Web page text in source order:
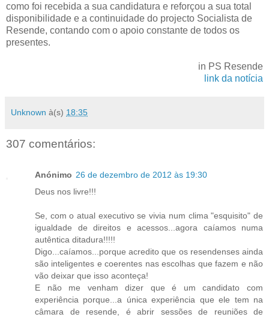
como foi recebida a sua candidatura e reforçou a sua total
disponibilidade e a continuidade do projecto Socialista de
Resende, contando com o apoio constante de todos os
presentes.
in PS Resende
link da notícia
Unknown à(s) 18:35
307 comentários:
Anónimo 26 de dezembro de 2012 às 19:30
Deus nos livre!!!
Se, com o atual executivo se vivia num clima "esquisito" de
igualdade de direitos e acessos...agora caíamos numa
autêntica ditadura!!!!!
Digo...caíamos...porque acredito que os resendenses ainda
são inteligentes e coerentes nas escolhas que fazem e não
vão deixar que isso aconteça!
E não me venham dizer que é um candidato com
experiência porque...a única experiência que ele tem na
câmara de resende, é abrir sessões de reuniões de